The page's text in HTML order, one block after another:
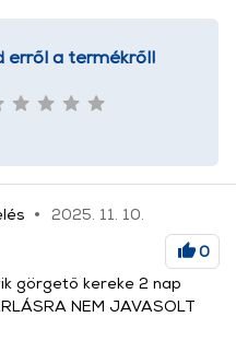
erről a termékről!
2025. 11. 10.
0
görgető kereke 2 nap
NEM JAVASOLT